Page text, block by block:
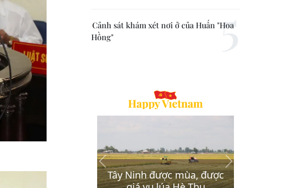
Cảnh sát khám xét nơi ở của Huấn "Hoa
Hồng"